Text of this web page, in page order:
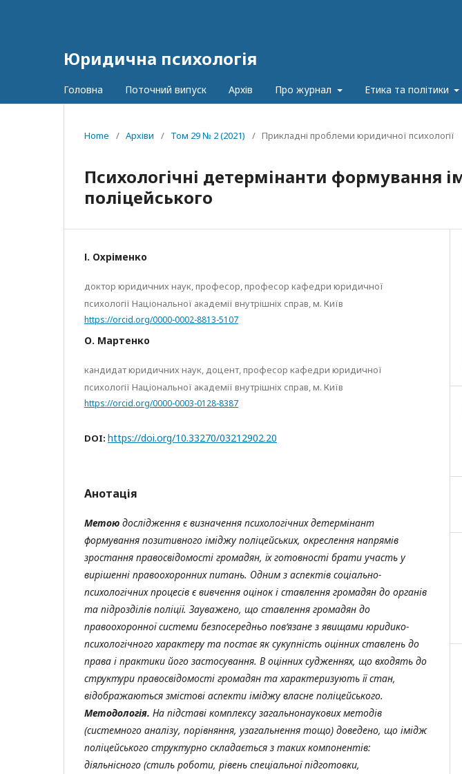
Юридична психологія
Головна Поточний випуск Архів Про журнал Етика та політики
Home / Архіви / Том 29 № 2 (2021) / Прикладні проблеми юридичної психології
Психологічні детермінанти формування
поліцейського
І. Охріменко
доктор юридичних наук, професор, професор кафедри юридичної
психології Національної академії внутрішніх справ, м. Київ
https://orcid.org/0000-0002-8813-5107
О. Мартенко
кандидат юридичних наук, доцент, професор кафедри юридичної
психології Національної академії внутрішніх справ, м. Київ
https://orcid.org/0000-0003-0128-8387
DOI: https://doi.org/10.33270/03212902.20
Анотація
Метою дослідження є визначення психологічнихдетермінант
формування позитивного іміджу поліцейських, окреслення напрямів
зростання правосвідомості громадян, їх готовності брати участь у
вирішенні правоохоронних питань. Одним з аспектів соціально-
психологічних процесів є вивчення оцінок і ставлення громадян до органів
та підрозділів поліції. Зауважено, що ставлення громадян до
правоохоронної системи безпосередньо пов’язане з явищами юридико-
психологічного характеру та постає як сукупність оцінних ставлень до
права і практики його застосування. В оцінних судженнях, що входять до
структури правосвідомості громадян та характеризують її стан,
відображаються змістові аспекти іміджу власне поліцейського.
Методологія. На підставі комплексу загальнонаукових методів
(системного аналізу, порівняння, узагальнення тощо) доведено, що імідж
поліцейського структурно складається з таких компонентів:
діяльнісного (стиль роботи, рівень спеціальної підготовки,